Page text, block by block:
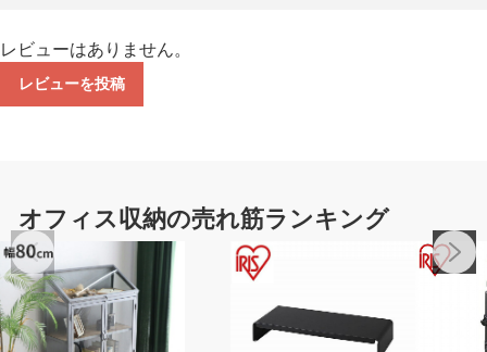
レビューはありません。
レビューを投稿
オフィス収納の売れ筋ランキング